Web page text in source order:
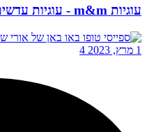
עוגיות m&m - עוגיות עדשים צבעוניות טבעוניות
1 מרץ, 2023 4